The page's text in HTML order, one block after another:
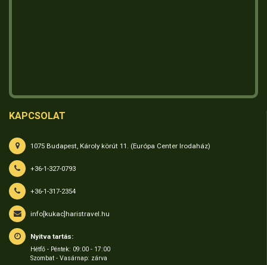
KAPCSOLAT
1075 Budapest, Károly körút 11. (Európa Center Irodaház)
+36-1-327-0793
+36-1-317-2354
info[kukac]haristravel.hu
Nyitva tartás:
Hétfő - Péntek: 09:00 - 17:00
Szombat - Vasárnap: zárva